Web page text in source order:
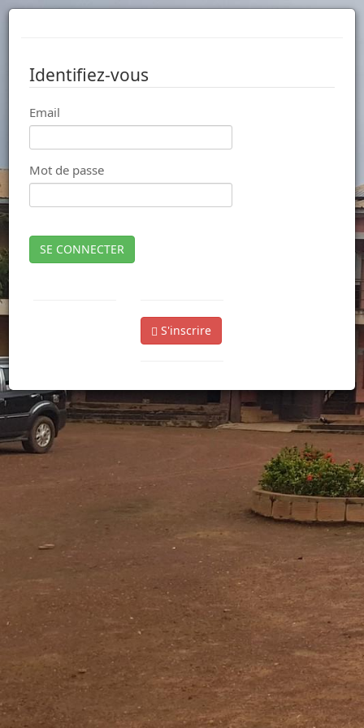
Identifiez-vous
Email
Mot de passe
SE CONNECTER
S'inscrire